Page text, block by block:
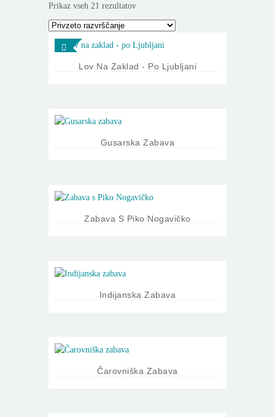
Prikaz vseh 21 rezultatov
Lov Na Zaklad - Po Ljubljani
Gusarska Zabava
Zabava S Piko Nogavičko
Indijanska Zabava
Čarovniška Zabava